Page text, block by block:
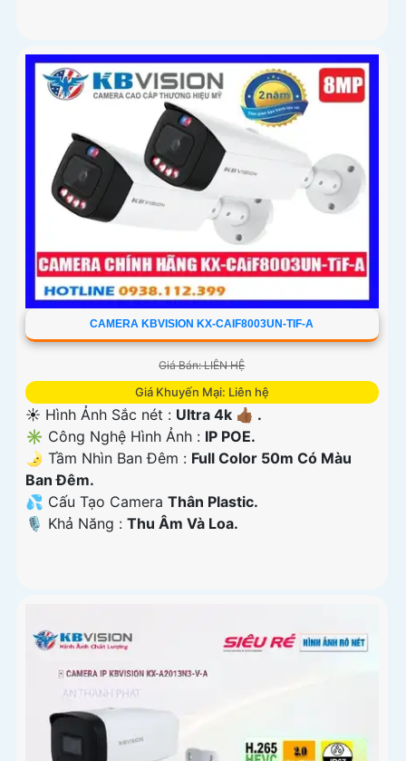
CAMERA KBVISION KX-CAIF8003UN-TIF-A
Giá Bán: LIÊN HỆ
Giá Khuyến Mại: Liên hệ
☀️ Hình Ảnh Sắc nét : Ultra 4k 👍🏾 .
✳️ Công Nghệ Hình Ảnh : IP POE.
🌛 Tầm Nhìn Ban Đêm : Full Color 50m Có Màu
Ban Ðêm.
💦 Cấu Tạo Camera Thân Plastic.
️🎙 Khả Năng : Thu Âm Và Loa.